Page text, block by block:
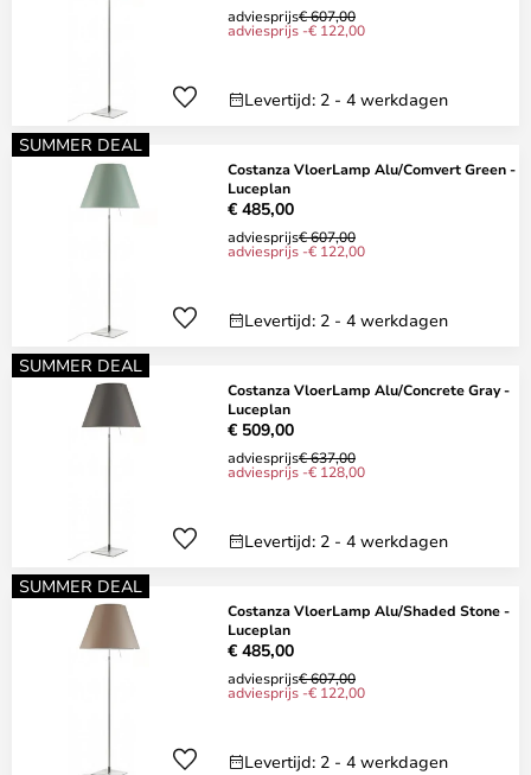
adviesprijs€ 607,00
adviesprijs -€ 122,00
Levertijd: 2 - 4 werkdagen
SUMMER DEAL
Costanza VloerLamp Alu/Comvert Green -
Luceplan
€ 485,00
adviesprijs€ 607,00
adviesprijs -€ 122,00
Levertijd: 2 - 4 werkdagen
SUMMER DEAL
Costanza VloerLamp Alu/Concrete Gray -
Luceplan
€ 509,00
adviesprijs€ 637,00
adviesprijs -€ 128,00
Levertijd: 2 - 4 werkdagen
SUMMER DEAL
Costanza VloerLamp Alu/Shaded Stone -
Luceplan
€ 485,00
adviesprijs€ 607,00
adviesprijs -€ 122,00
Levertijd: 2 - 4 werkdagen